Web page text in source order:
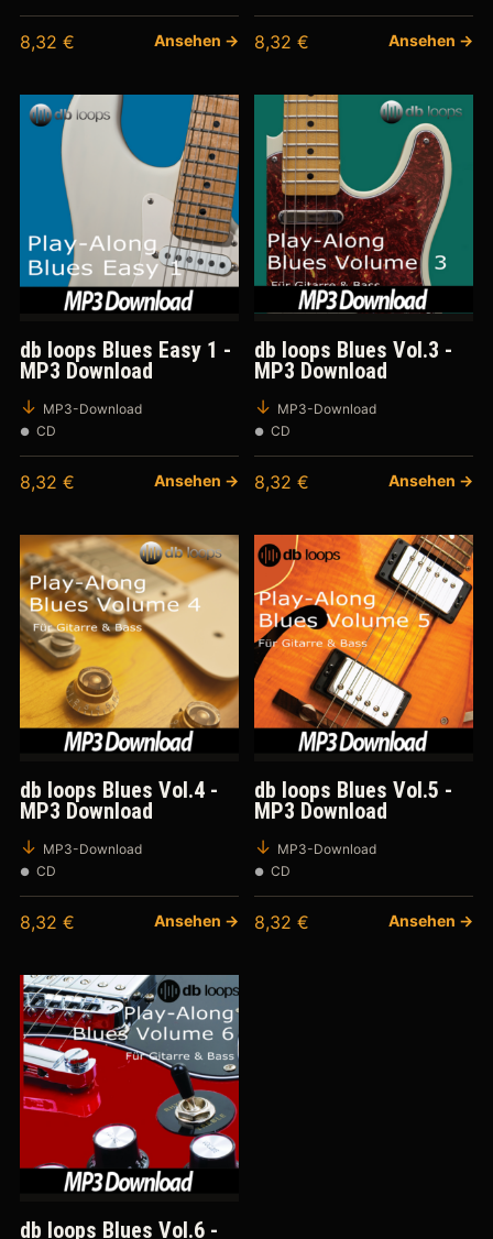
8,32 € Ansehen → 8,32 € Ansehen →
db loops Blues Easy 1 -
MP3 Download
MP3-Download
CD
8,32 € Ansehen →
db loops Blues Vol.3 -
MP3 Download
MP3-Download
CD
8,32 € Ansehen →
db loops Blues Vol.4 -
MP3 Download
MP3-Download
CD
8,32 € Ansehen →
db loops Blues Vol.5 -
MP3 Download
MP3-Download
CD
8,32 € Ansehen →
db loops Blues Vol.6 -